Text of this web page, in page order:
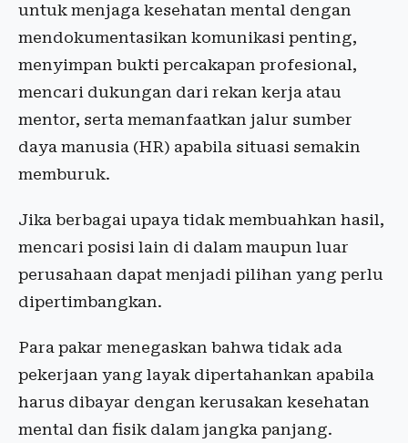
untuk menjaga kesehatan mental dengan
mendokumentasikan komunikasi penting,
menyimpan bukti percakapan profesional,
mencari dukungan dari rekan kerja atau
mentor, serta memanfaatkan jalur sumber
daya manusia (HR) apabila situasi semakin
memburuk.
Jika berbagai upaya tidak membuahkan hasil,
mencari posisi lain di dalam maupun luar
perusahaan dapat menjadi pilihan yang perlu
dipertimbangkan.
Para pakar menegaskan bahwa tidak ada
pekerjaan yang layak dipertahankan apabila
harus dibayar dengan kerusakan kesehatan
mental dan fisik dalam jangka panjang.